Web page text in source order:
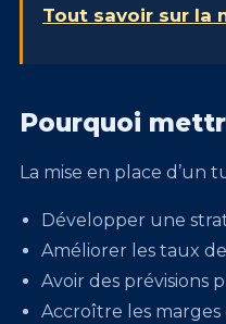
Tout savoir sur la
Pourquoi
La mise en place d’un
Développer une
Améliorer les taux
Avoir des prévisions
Accroître les